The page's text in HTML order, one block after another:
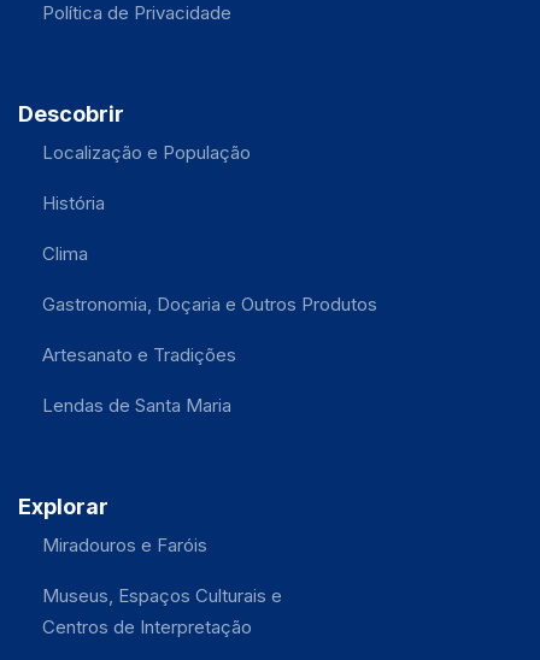
Política de Privacidade
Descobrir
Localização e População
História
Clima
Gastronomia, Doçaria e Outros Produtos
Artesanato e Tradições
Lendas de Santa Maria
Explorar
Miradouros e Faróis
Museus, Espaços Culturais e
Centros de Interpretação